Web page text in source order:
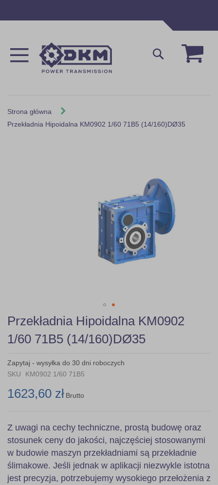
Mój
Szukaj
Strona główna
Przekładnia Hipoidalna KM0902 1/60 71B5 (14/160)DØ35
Skip
to
the
beginning
the
images
Przekładnia Hipoidalna KM0902
1/60 71B5 (14/160)DØ35
Zapytaj - wysyłka do 30 dni roboczych
SKU
KM0902 1/60 71B5
1623,60 zł Brutto
Z uwagi na cechy techniczne, prostą budowę oraz
stosunek ceny do jakości, najczęściej stosowanymi
w budowie maszyn przekładniami są przekładnie
ślimakowe. Jeśli jednak w aplikacji niezwykle istotna
jest precyzja, potrzebujemy wysokiego przełożenia z